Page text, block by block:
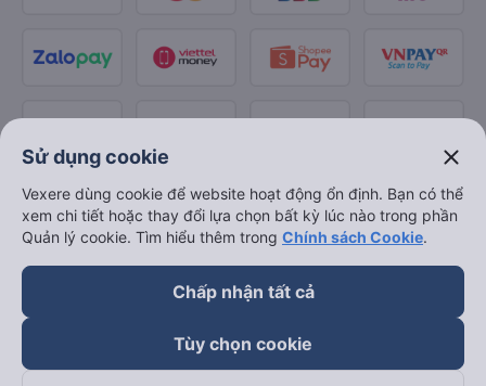
Sử dụng cookie close
Vexere dùng cookie để website hoạt động ổn định. Bạn có thể
xem chi tiết hoặc thay đổi lựa chọn bất kỳ lúc nào trong phần
Quản lý cookie. Tìm hiểu thêm trong Chính sách Cookie.
Chấp nhận tất cả
Tùy chọn cookie